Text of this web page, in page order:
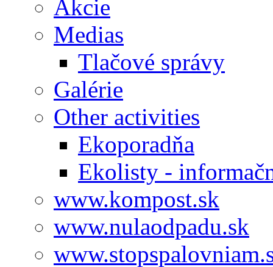
Akcie
Medias
Tlačové správy
Galérie
Other activities
Ekoporadňa
Ekolisty -
www.kompost.sk
www.nulaodpadu.sk